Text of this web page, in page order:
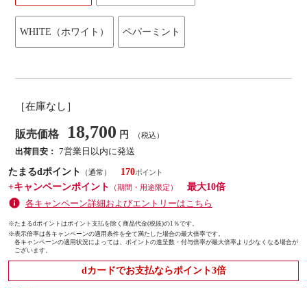
WHITE（ホワイト） ペパーミント
［在庫なし］
販売価格 18,700 円 （税込）
出荷目安： 7営業日以内に発送
たまるdポイント
（通常）
170
+キャンペーンポイント
（期間・用途限定）
最大10倍
各キャンペーン詳細およびエントリーはこちら
※たまるdポイントはポイント支払を除く商品代金(税抜)の1％です。
※表示倍率は各キャンペーンの適用条件を全て満たした場合の最大倍率です。
各キャンペーンの適用状況によっては、ポイントの進呈数・付与倍率が最大倍率より少なくなる場合が
ございます。
dカードでお支払ならポイント3倍